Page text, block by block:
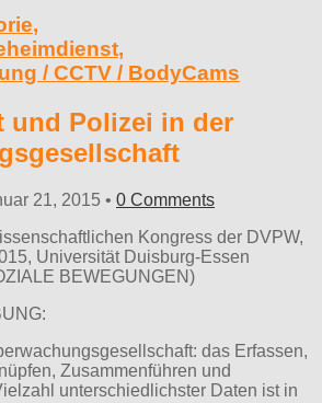
,
,
/ CCTV / BodyCams
und Polizei in der
21, 2015 • 0 Comments
Kongress der DVPW,
Universität Duisburg-Essen
BEWEGUNGEN)
das Erfassen,
Zusammenführen und
unterschiedlichster Daten ist in